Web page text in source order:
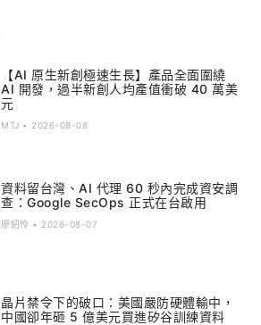
【AI 原生新創極速生長】產品全面圍繞
AI 開發，過半新創人均產值衝破 40 萬美
元
MTJ 2026-08-08
資料留台灣、AI 代理 60 秒內完成資安調
查：Google SecOps 正式在台啟用
廖紹伶 2026-08-07
晶片禁令下的破口：美國嚴防硬體輸中，
中國卻年砸 5 億美元買進矽谷訓練資料